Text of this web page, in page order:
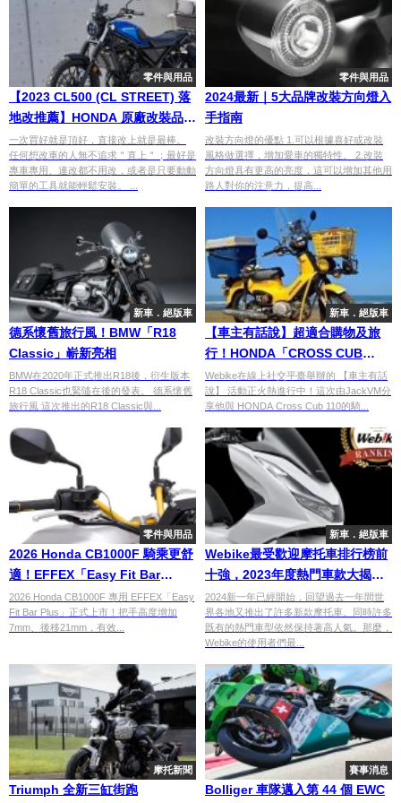
零件與用品
【2023 CL500 (CL STREET) 落
地改推薦】HONDA 原廠改裝品介
紹
一次買好就是頂好，直接改上就是最棒。
任何想改車的人無不追求＂直上＂；最好是
專車專用、連改都不用改，或者是只要動動
簡單的工具就能輕鬆安裝。 ...
零件與用品
2024最新｜5大品牌改裝方向燈入
手指南
改裝方向燈的優點 1.可以根據喜好或改裝
風格做選擇，增加愛車的獨特性。 2.改裝
方向燈具有更高的亮度，這可以增加其他用
路人對你的注意力，提高...
新車．絕版車
德系懷舊旅行風！BMW「R18
Classic」嶄新亮相
BMW在2020年正式推出R18後，衍生版本
R18 Classic也緊隨在後的發表。 德系懷舊
旅行風 這次推出的R18 Classic與...
新車．絕版車
【車主有話說】超適合購物及旅
行！HONDA「CROSS CUB
110」
Webike在線上社交平臺舉辦的 【車主有話
說】 活動正火熱進行中！這次由JackVM分
享他與 HONDA Cross Cub 110的騎...
零件與用品
2026 Honda CB1000F 騎乘更舒
適！EFFEX「Easy Fit Bar
Plus」把手登場 後移21mm減
輕長途疲勞
2026 Honda CB1000F 專用 EFFEX「Easy
Fit Bar Plus」正式上市！把手高度增加
7mm、後移21mm，有效...
新車．絕版車
Webike最受歡迎摩托車排行榜前
十強，2023年度熱門車款大揭
秘！
2024新一年已經開始，回望過去一年間世
界各地又推出了許多新款摩托車。同時許多
既有的熱門車型依然保持著高人氣。那麼，
Webike的使用者們最...
摩托新聞
Triumph 全新三缸街跑
賽事消息
Bolliger 車隊邁入第 44 個 EWC